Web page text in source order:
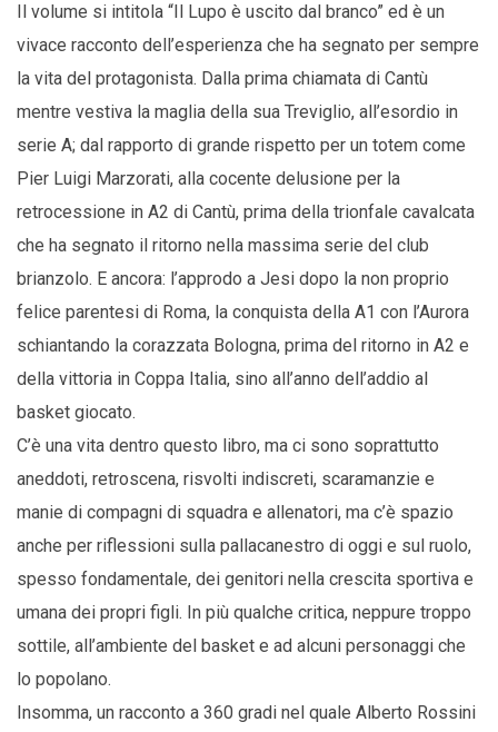
Il volume si intitola “Il Lupo è uscito dal branco” ed è un
vivace racconto dell’esperienza che ha segnato per sempre
la vita del protagonista. Dalla prima chiamata di Cantù
mentre vestiva la maglia della sua Treviglio, all’esordio in
serie A; dal rapporto di grande rispetto per un totem come
Pier Luigi Marzorati, alla cocente delusione per la
retrocessione in A2 di Cantù, prima della trionfale cavalcata
che ha segnato il ritorno nella massima serie del club
brianzolo. E ancora: l’approdo a Jesi dopo la non proprio
felice parentesi di Roma, la conquista della A1 con l’Aurora
schiantando la corazzata Bologna, prima del ritorno in A2 e
della vittoria in Coppa Italia, sino all’anno dell’addio al
basket giocato.
C’è una vita dentro questo libro, ma ci sono soprattutto
aneddoti, retroscena, risvolti indiscreti, scaramanzie e
manie di compagni di squadra e allenatori, ma c’è spazio
anche per riflessioni sulla pallacanestro di oggi e sul ruolo,
spesso fondamentale, dei genitori nella crescita sportiva e
umana dei propri figli. In più qualche critica, neppure troppo
sottile, all’ambiente del basket e ad alcuni personaggi che
lo popolano.
Insomma, un racconto a 360 gradi nel quale Alberto Rossini